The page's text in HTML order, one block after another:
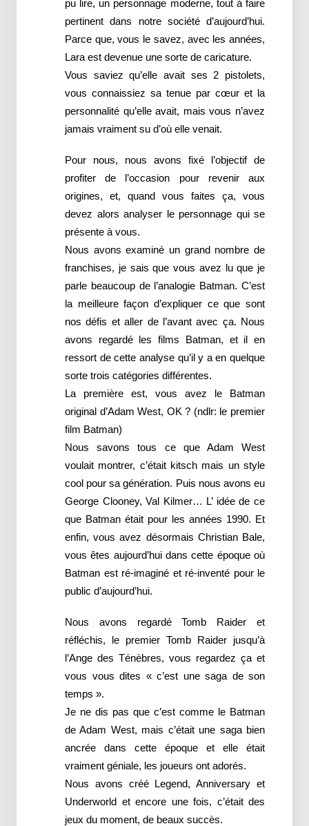
pu lire, un personnage moderne, tout à faire
pertinent dans notre société d’aujourd’hui.
Parce que, vous le savez, avec les années,
Lara est devenue une sorte de caricature.
Vous saviez qu’elle avait ses 2 pistolets,
vous connaissiez sa tenue par cœur et la
personnalité qu’elle avait, mais vous n’avez
jamais vraiment su d’où elle venait.
Pour nous, nous avons fixé l’objectif de
profiter de l’occasion pour revenir aux
origines, et, quand vous faites ça, vous
devez alors analyser le personnage qui se
présente à vous.
Nous avons examiné un grand nombre de
franchises, je sais que vous avez lu que je
parle beaucoup de l’analogie Batman. C’est
la meilleure façon d’expliquer ce que sont
nos défis et aller de l’avant avec ça. Nous
avons regardé les films Batman, et il en
ressort de cette analyse qu’il y a en quelque
sorte trois catégories différentes.
La première est, vous avez le Batman
original d’Adam West, OK ? (ndlr: le premier
film Batman)
Nous savons tous ce que Adam West
voulait montrer, c’était kitsch mais un style
cool pour sa génération. Puis nous avons eu
George Clooney, Val Kilmer… L’ idée de ce
que Batman était pour les années 1990. Et
enfin, vous avez désormais Christian Bale,
vous êtes aujourd’hui dans cette époque où
Batman est ré-imaginé et ré-inventé pour le
public d’aujourd’hui.
Nous avons regardé Tomb Raider et
réfléchis, le premier Tomb Raider jusqu’à
l’Ange des Ténèbres, vous regardez ça et
vous vous dites « c’est une saga de son
temps ».
Je ne dis pas que c’est comme le Batman
de Adam West, mais c’était une saga bien
ancrée dans cette époque et elle était
vraiment géniale, les joueurs ont adorés.
Nous avons créé Legend, Anniversary et
Underworld et encore une fois, c’était des
jeux du moment, de beaux succès.